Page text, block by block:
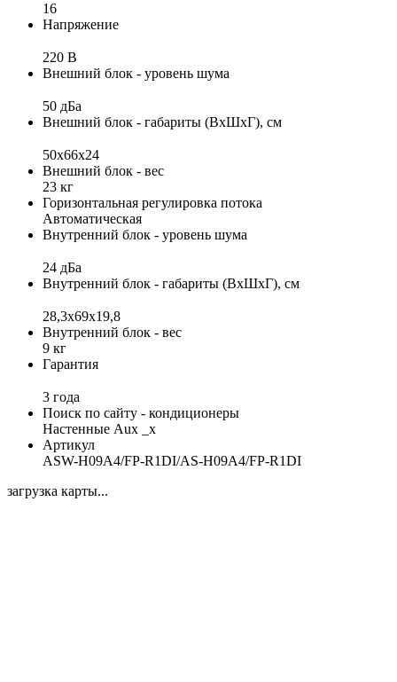
16
Напряжение
220 В
Внешний блок - уровень шума
50 дБа
Внешний блок - габариты (ВхШхГ), см
50x66x24
Внешний блок - вес
23 кг
Горизонтальная регулировка потока
Автоматическая
Внутренний блок - уровень шума
24 дБа
Внутренний блок - габариты (ВхШхГ), см
28,3x69x19,8
Внутренний блок - вес
9 кг
Гарантия
3 года
Поиск по сайту - кондиционеры
Настенные Aux _x
Артикул
ASW-H09A4/FP-R1DI/AS-H09A4/FP-R1DI
загрузка карты...